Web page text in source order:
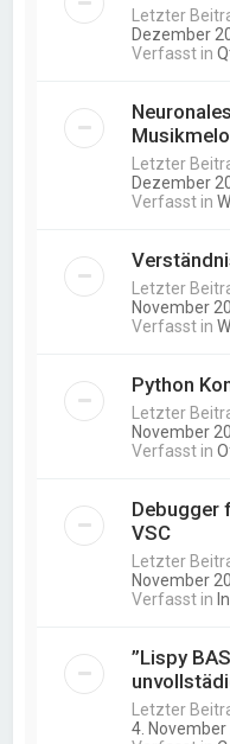
Letzter
Dezember
Verfasst in
Letzter
Dezember
Verfasst in
Letzter
November
Verfasst in
Python
Letzter
November
Verfasst in
Debugger
VSC
Letzter
November
Verfasst in
”Lispy
Letzter
4.